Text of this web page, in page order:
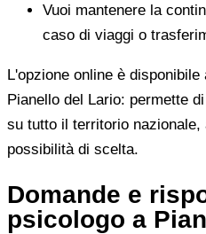
Vuoi mantenere la
caso di viaggi o
L'opzione online è
Pianello del Lario: permette
su tutto il territorio nazionale,
possibilità di scelta.
Domande e
psicologo a